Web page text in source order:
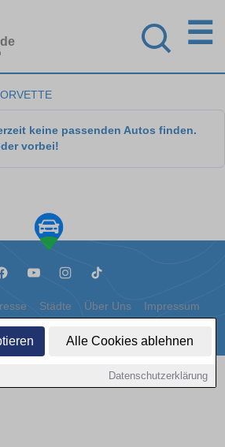
Alle Cookies ablehnen
Datenschutzerklärung
☰
keine passenden Autos finden.
vorbei!
Städte Über Uns Impressum
Cookies
Infosysteme GmbH | Content by: 1a-sites-autos